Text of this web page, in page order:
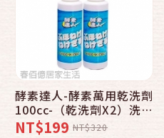
酵素達人-酵素萬用乾洗劑
100cc-（乾洗劑X2）洗
淨/潔白/環保
NT$199 NT$320